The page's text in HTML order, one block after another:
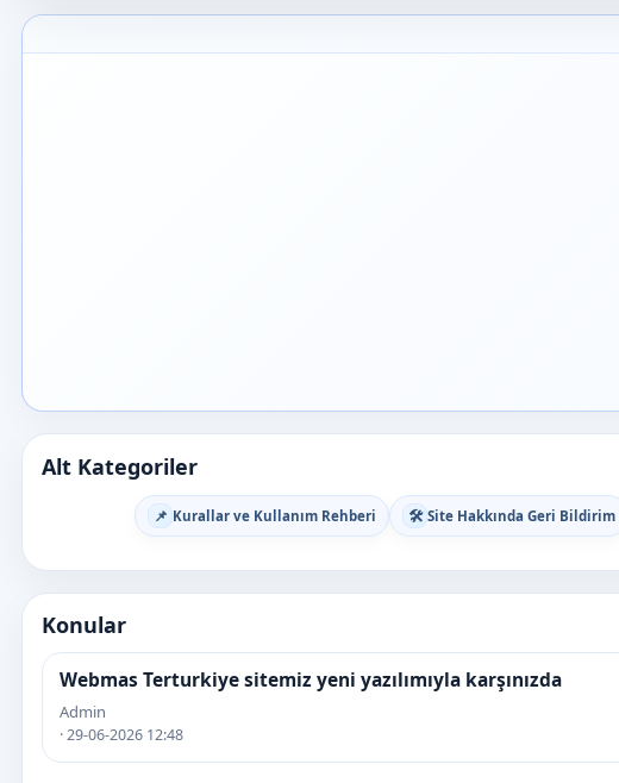
Alt Kategoriler
📌 Kurallar ve Kullanım Rehberi 🛠️ Site Hakkında Geri Bildirim
Konular
Webmas Terturkiye sitemiz yeni yazılımıyla karşınızda
Admin
· 29-06-2026 12:48